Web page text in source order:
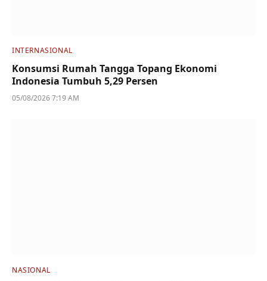
INTERNASIONAL
Konsumsi Rumah Tangga Topang Ekonomi
Indonesia Tumbuh 5,29 Persen
05/08/2026 7:19 AM
NASIONAL